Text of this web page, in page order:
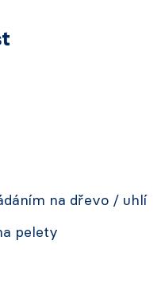
na dřevo / uhlí
pelety